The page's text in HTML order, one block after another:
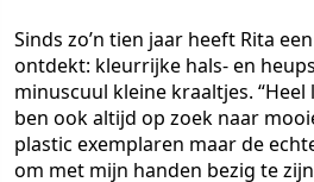
Sinds zo’n tien jaar heeft Rita
ontdekt: kleurrijke hals- en
minuscuul kleine kraaltjes.
ben ook altijd op zoek naar
plastic exemplaren maar de
om met mijn handen bezig te